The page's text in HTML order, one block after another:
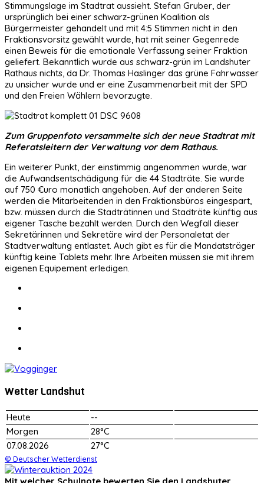
Stimmungslage im Stadtrat aussieht. Stefan Gruber, der
ursprünglich bei einer schwarz-grünen Koalition als
Bürgermeister gehandelt und mit 4:5 Stimmen nicht in den
Fraktionsvorsitz gewählt wurde, hat mit seiner Gegenrede
einen Beweis für die emotionale Verfassung seiner Fraktion
geliefert. Bekanntlich wurde aus schwarz-grün im Landshuter
Rathaus nichts, da Dr. Thomas Haslinger das grüne Fahrwasser
zu unsicher wurde und er eine Zusammenarbeit mit der SPD
und den Freien Wählern bevorzugte.
Zum Gruppenfoto versammelte sich der neue Stadtrat mit
Referatsleitern der Verwaltung vor dem Rathaus.
Ein weiterer Punkt, der einstimmig angenommen wurde, war
die Aufwandsentschädigung für die 44 Stadträte. Sie wurde
auf 750 €uro monatlich angehoben. Auf der anderen Seite
werden die Mitarbeitenden in den Fraktionsbüros eingespart,
bzw. müssen durch die Stadträtinnen und Stadträte künftig aus
eigener Tasche bezahlt werden. Durch den Wegfall dieser
Sekretärinnen und Sekretäre wird der Personaletat der
Stadtverwaltung entlastet. Auch gibt es für die Mandatsträger
künftig keine Tablets mehr. Ihre Arbeiten müssen sie mit ihrem
eigenen Equipement erledigen.
Wetter Landshut
Heute
--
Morgen
28°C
07.08.2026
27°C
© Deutscher Wetterdienst
Mit welcher Schulnote bewerten Sie den Landshuter